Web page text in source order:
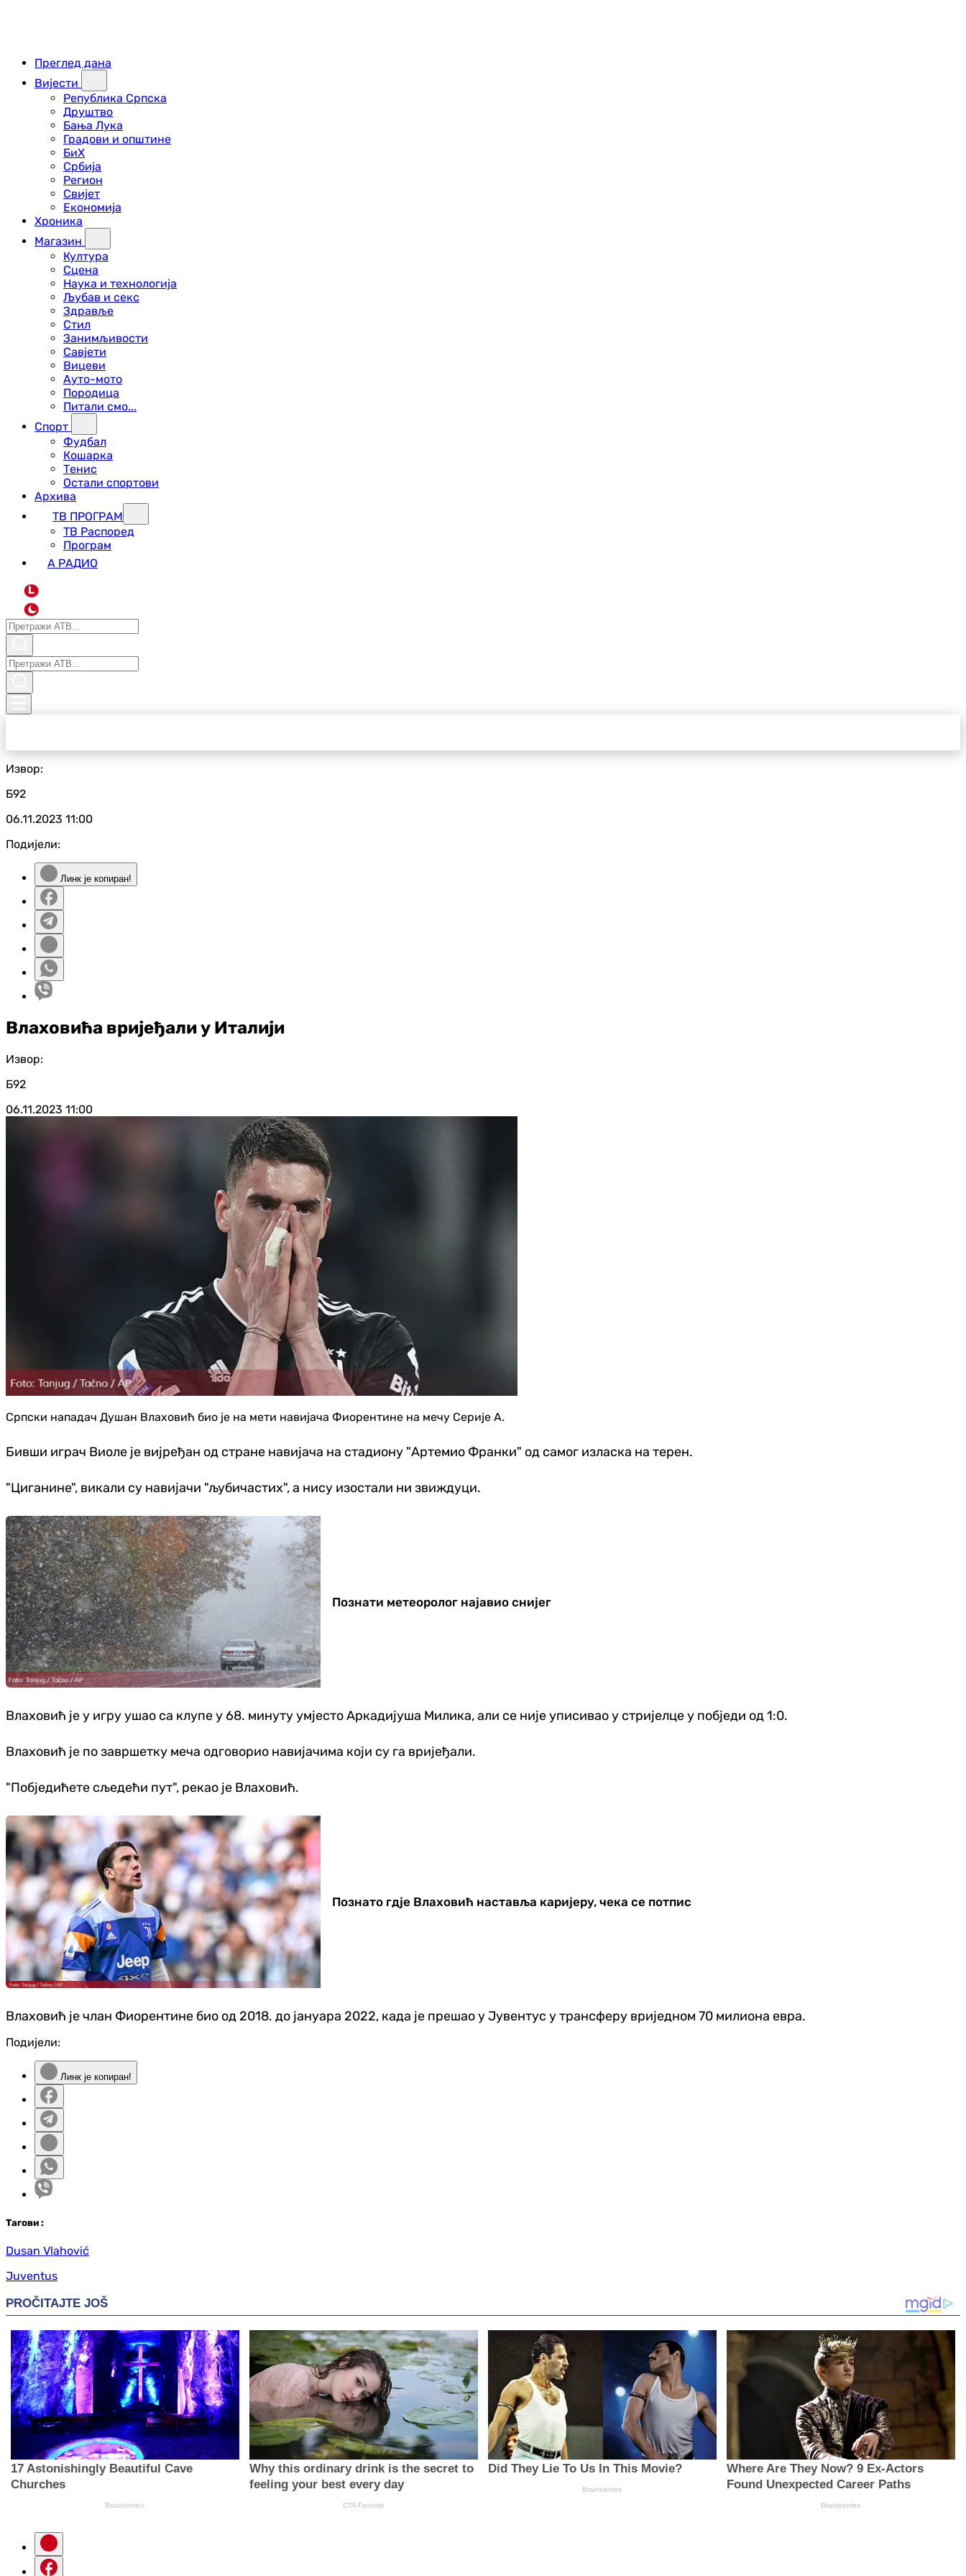
Преглед дана
Вијести
Република Српска
Друштво
Бања Лука
Градови и општине
БиХ
Србија
Регион
Свијет
Економија
Хроника
Магазин
Култура
Сцена
Наука и технологија
Љубав и секс
Здравље
Стил
Занимљивости
Савјети
Вицеви
Ауто-мото
Породица
Питали смо...
Спорт
Фудбал
Кошарка
Тенис
Остали спортови
Архива
ТВ ПРОГРАМ
ТВ Распоред
Програм
А РАДИО
L
Извор:
Б92
06.11.2023 11:00
Подијели:
Линк је копиран!
Влаховића вријеђали у Италији
Извор:
Б92
06.11.2023 11:00
Српски нападач Душан Влаховић био је на мети навијача Фиорентине на мечу Серије А.
Бивши играч Виоле је вијређан од стране навијача на стадиону "Артемио Франки" од самог изласка на терен.
"Циганине", викали су навијачи "љубичастих", а нису изостали ни звиждуци.
Познати метеоролог најавио снијег
Влаховић је у игру ушао са клупе у 68. минуту умјесто Аркадијуша Милика, али се није уписивао у стријелце у побједи од 1:0.
Влаховић је по завршетку меча одговорио навијачима који су га вријеђали.
"Побједићете сљедећи пут", рекао је Влаховић.
Познато гдје Влаховић наставља каријеру, чека се потпис
Влаховић је члан Фиорентине био од 2018. до јануара 2022, када је прешао у Јувентус у трансферу вриједном 70 милиона евра.
Подијели:
Линк је копиран!
Тагови :
Dusan Vlahović
Juventus